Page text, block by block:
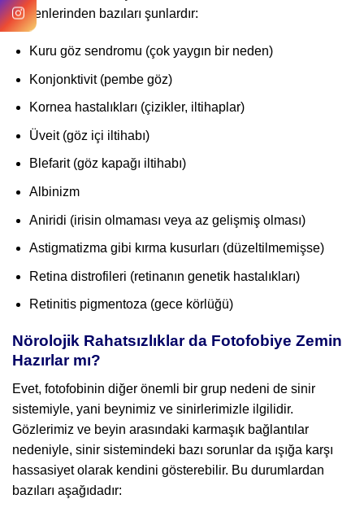
nedenlerinden bazıları şunlardır:
Kuru göz sendromu (çok yaygın bir neden)
Konjonktivit (pembe göz)
Kornea hastalıkları (çizikler, iltihaplar)
Üveit (göz içi iltihabı)
Blefarit (göz kapağı iltihabı)
Albinizm
Aniridi (irisin olmaması veya az gelişmiş olması)
Astigmatizma gibi kırma kusurları (düzeltilmemişse)
Retina distrofileri (retinanın genetik hastalıkları)
Retinitis pigmentoza (gece körlüğü)
Nörolojik Rahatsızlıklar da Fotofobiye Zemin
Hazırlar mı?
Evet, fotofobinin diğer önemli bir grup nedeni de sinir
sistemiyle, yani beynimiz ve sinirlerimizle ilgilidir.
Gözlerimiz ve beyin arasındaki karmaşık bağlantılar
nedeniyle, sinir sistemindeki bazı sorunlar da ışığa karşı
hassasiyet olarak kendini gösterebilir. Bu durumlardan
bazıları aşağıdadır: